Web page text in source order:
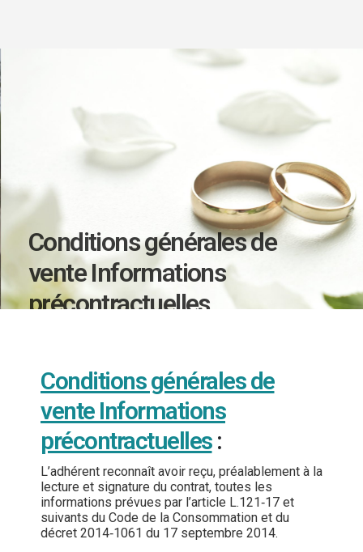
Conditions générales de
vente Informations
précontractuelles
Conditions générales de
vente Informations
précontractuelles:
L’adhérent reconnaît avoir reçu, préalablement à la
lecture et signature du contrat, toutes les
informations prévues par l’article L.121‐17 et
suivants du Code de la Consommation et du
décret 2014‐1061 du 17 septembre 2014.